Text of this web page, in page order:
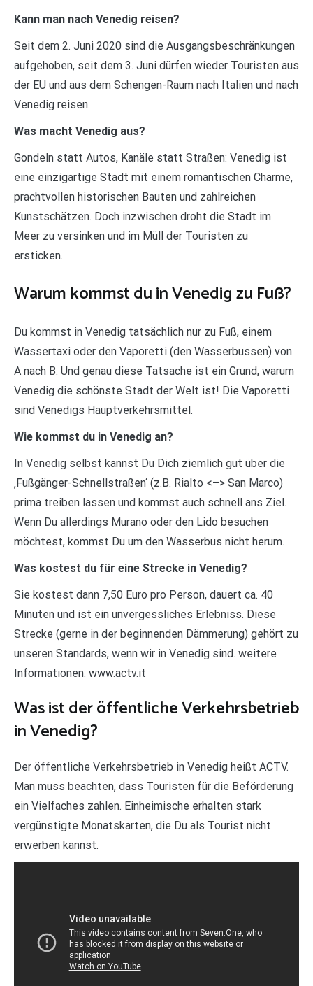
Kann man nach Venedig reisen?
Seit dem 2. Juni 2020 sind die Ausgangsbeschränkungen
aufgehoben, seit dem 3. Juni dürfen wieder Touristen aus
der EU und aus dem Schengen-Raum nach Italien und nach
Venedig reisen.
Was macht Venedig aus?
Gondeln statt Autos, Kanäle statt Straßen: Venedig ist
eine einzigartige Stadt mit einem romantischen Charme,
prachtvollen historischen Bauten und zahlreichen
Kunstschätzen. Doch inzwischen droht die Stadt im
Meer zu versinken und im Müll der Touristen zu
ersticken.
Warum kommst du in Venedig zu Fuß?
Du kommst in Venedig tatsächlich nur zu Fuß, einem
Wassertaxi oder den Vaporetti (den Wasserbussen) von
A nach B. Und genau diese Tatsache ist ein Grund, warum
Venedig die schönste Stadt der Welt ist! Die Vaporetti
sind Venedigs Hauptverkehrsmittel.
Wie kommst du in Venedig an?
In Venedig selbst kannst Du Dich ziemlich gut über die
‚Fußgänger-Schnellstraßen‘ (z.B. Rialto <–> San Marco)
prima treiben lassen und kommst auch schnell ans Ziel.
Wenn Du allerdings Murano oder den Lido besuchen
möchtest, kommst Du um den Wasserbus nicht herum.
Was kostest du für eine Strecke in Venedig?
Sie kostest dann 7,50 Euro pro Person, dauert ca. 40
Minuten und ist ein unvergessliches Erlebniss. Diese
Strecke (gerne in der beginnenden Dämmerung) gehört zu
unseren Standards, wenn wir in Venedig sind. weitere
Informationen: www.actv.it
Was ist der öffentliche Verkehrsbetrieb
in Venedig?
Der öffentliche Verkehrsbetrieb in Venedig heißt ACTV.
Man muss beachten, dass Touristen für die Beförderung
ein Vielfaches zahlen. Einheimische erhalten stark
vergünstigte Monatskarten, die Du als Tourist nicht
erwerben kannst.